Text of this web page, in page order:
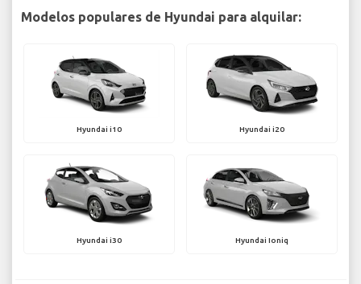
Modelos populares de Hyundai para alquilar:
Hyundai i10 Hyundai i20
Hyundai i30 Hyundai Ioniq